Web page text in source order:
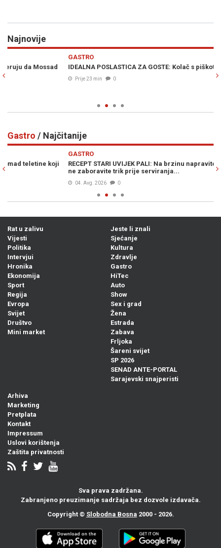
Najnovije
IDEALNA POSLASTICA ZA GOSTE: Kolač s piškotama i malinama
Gastro / Najčitanije
RECEPT STARI UVIJEK PALI: Na brzinu napravite izvrsni sataraš i
ne zaboravite trik prije serviranja...
Rat u zalivu
Vijesti
Politika
Intervjui
Hronika
Ekonomija
Sport
Regija
Evropa
Svijet
Društvo
Mini market
Jeste li znali
Sjećanje
Kultura
Zdravlje
Gastro
HiTec
Auto
Show
Sex i grad
Žena
Estrada
Zabava
Frljoka
Šareni svijet
SP 2026
SENAD ANTE-PORTAL
Sarajevski snajperisti
Arhiva
Marketing
Pretplata
Kontakt
Impressum
Uslovi korištenja
Zaštita privatnosti
Sva prava zadržana.
Zabranjeno preuzimanje sadržaja bez dozvole izdavača.
Copyright © Slobodna Bosna 2000 - 2026.